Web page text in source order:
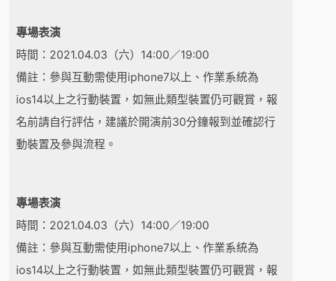
專場表演
時間：2021.04.03（六）14:00／19:00
備註：參與互動需使用iphone7以上、作業系統為
ios14以上之行動裝置，如無此類型裝置仍可觀賞，報
名前請自行評估，建議於開演前30分鐘報到並確認行
動裝置及參與流程。
專場表演
時間：2021.04.03（六）14:00／19:00
備註：參與互動需使用iphone7以上、作業系統為
ios14以上之行動裝置，如無此類型裝置仍可觀賞，報